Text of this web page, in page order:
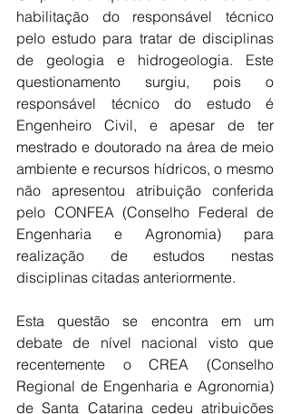
habilitação do responsável técnico
pelo estudo para tratar de disciplinas
de geologia e hidrogeologia. Este
questionamento surgiu, pois o
responsável técnico do estudo é
Engenheiro Civil, e apesar de ter
mestrado e doutorado na área de meio
ambiente e recursos hídricos, o mesmo
não apresentou atribuição conferida
pelo CONFEA (Conselho Federal de
Engenharia e Agronomia) para
realização de estudos nestas
disciplinas citadas anteriormente.
Esta questão se encontra em um
debate de nível nacional visto que
recentemente o CREA (Conselho
Regional de Engenharia e Agronomia)
de Santa Catarina cedeu atribuições